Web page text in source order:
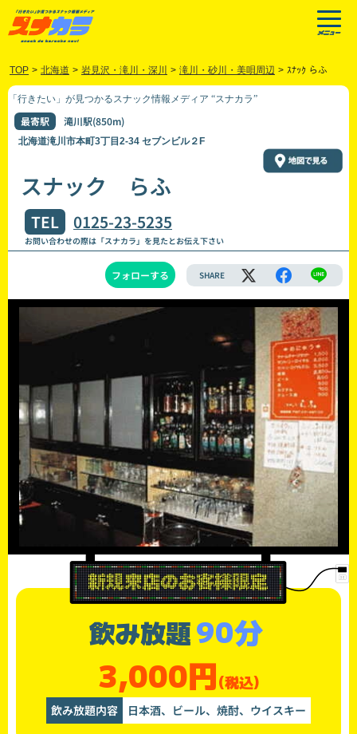
TOP > 北海道 > 岩見沢・滝川・深川 > 滝川・砂川・美唄周辺 > ｽﾅｯｸ らふ
「行きたい」が見つかるスナック情報メディア “スナカラ”
最寄駅 滝川駅(850m)
北海道滝川市本町3丁目2-34 セブンビル２F
スナック らふ
TEL 0125-23-5235
お問い合わせの際は「スナカラ」を見たとお伝え下さい
フォローする SHARE
飲み放題90分
3,000円(税込)
飲み放題内容 日本酒、ビール、焼酎、ウイスキー